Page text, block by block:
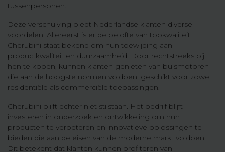
tussenpersonen.
Deze verschuiving biedt Nederlandse klanten diverse
voordelen. Allereerst is er de belofte van topkwaliteit.
Cherubini staat bekend om hun toewijding aan
productkwaliteit en duurzaamheid. Door rechtstreeks bij
hen te kopen, kunnen klanten genieten van buismotoren
die aan de hoogste normen voldoen, geschikt voor zowel
residentiële als commerciële toepassingen.
Cherubini blijft echter niet stilstaan. Het bedrijf blijft
investeren in onderzoek en ontwikkeling om hun
producten te verbeteren en innovatieve oplossingen te
bieden die aan de eisen van de moderne markt voldoen.
Dit betekent dat klanten kunnen profiteren van